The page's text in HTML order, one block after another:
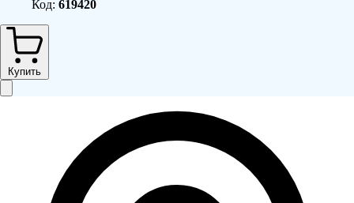
Код: 619420
Купить